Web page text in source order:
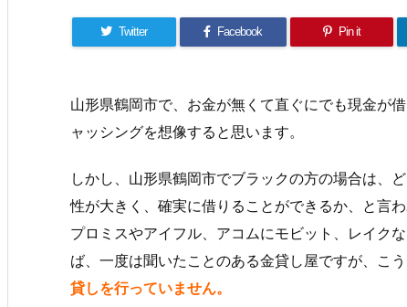
Twitter Facebook Pin it
山形県鶴岡市で、お金が無くて直ぐにでも現金が
ャッシングを想像すると思います。
しかし、山形県鶴岡市でブラックの方の場合は、
性が大きく、確実に借りることができるか、と言
プロミスやアイフル、アコムにモビット、レイク
ば、一度は聞いたことのある金貸し屋ですが、こ
貸しを行っていません。